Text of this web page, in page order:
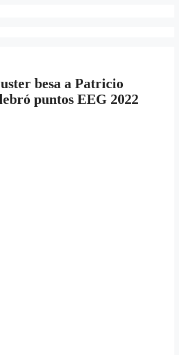
besa a Patricio
puntos EEG 2022